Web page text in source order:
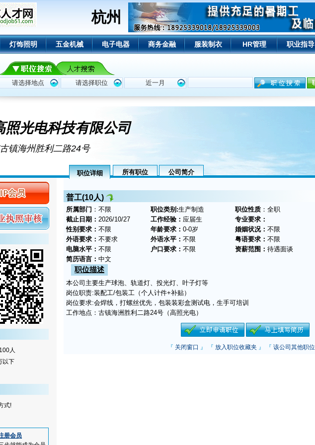
杭州
灯饰照明 五金机械 电子电器 商务金融 服装制衣 HR管理 职业指导
照光电科技有限公司
镇海州胜利二路24号
职位详细 所有职位 公司简介
人
以下
式!
册会员
普工(10人)
所属部门 ：不限 职位类别:生产制造 职位性质 ：全职
截止日期： 2026/10/27 工作经验： 应届生 专业要求：
性别要求： 不限 年龄要求： 0-0岁 婚姻状况： 不限
外语要求： 不要求 外语水平： 不限 粤语要求： 不限
电脑水平： 不限 户口要求： 不限 资薪范围： 待遇面谈
简历语言： 中文
职位描述
本公司主要生产球泡、轨道灯、投光灯、叶子灯等
岗位职责:装配工/包装工（个人计件+补贴）
岗位要求:会焊线，打螺丝优先，包装装彩盒测试电，生手可培训
工作地点：古镇海洲胜利二路24号（高照光电）
『 关闭窗口 』 『 放入职位收藏夹 』 『 该公司其他职位